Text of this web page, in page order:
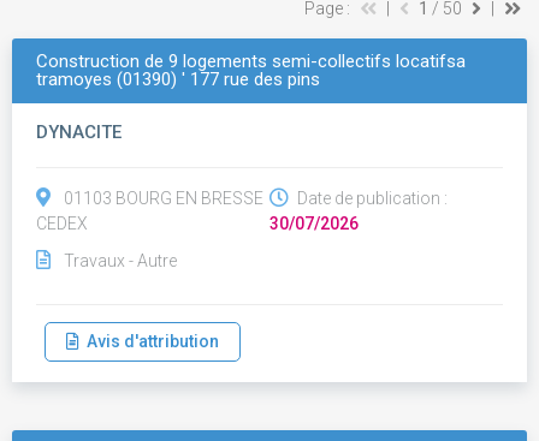
Page : 1 / 50
Construction de 9 logements semi-collectifs locatifsa
tramoyes (01390) ' 177 rue des pins
DYNACITE
01103 BOURG EN BRESSE
CEDEX
Travaux - Autre
Date de publication :
30/07/2026
Avis d'attribution